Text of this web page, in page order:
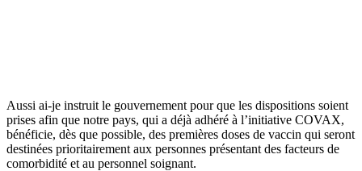
Aussi ai-je instruit le gouvernement pour que les dispositions soient
prises afin que notre pays, qui a déjà adhéré à l’initiative COVAX,
bénéficie, dès que possible, des premières doses de vaccin qui seront
destinées prioritairement aux personnes présentant des facteurs de
comorbidité et au personnel soignant.